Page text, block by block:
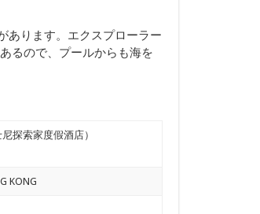
あります。エクスプローラー
るので、プールからも海を
探索家度假酒店）
KONG